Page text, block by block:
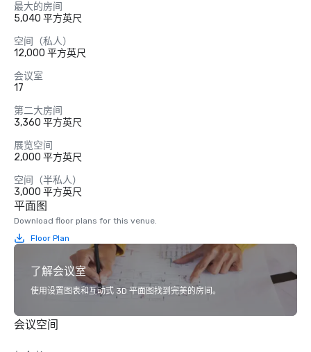
最大的房间
5,040 平方英尺
空间（私人）
12,000 平方英尺
会议室
17
第二大房间
3,360 平方英尺
展览空间
2,000 平方英尺
空间（半私人）
3,000 平方英尺
平面图
Download floor plans for this venue.
Floor Plan
了解会议室
使用设置图表和互动式 3D 平面图找到完美的房间。
会议空间